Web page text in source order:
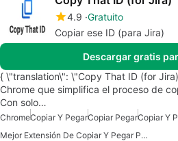
4.9 Gratuito
Copiar ese ID (para Jira)
Descargar gratis
{ \"translation\": \"Copy That ID (for
Chrome que simplifica el proceso de
Con solo…
ChromeCopiar Y PegarCopiar PegarCopiar Y
Mejor Extensión De Copiar Y Pegar Para Chrome